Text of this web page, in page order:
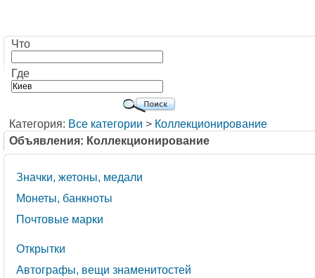
Что
Где
Категория: Все категории > Коллекционирование
Объявления: Коллекционирование
Значки, жетоны, медали
Монеты, банкноты
Почтовые марки
Открытки
Автографы, вещи знаменитостей